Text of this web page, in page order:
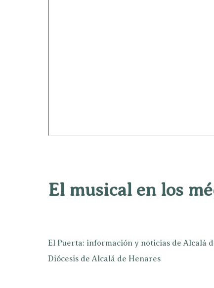
El musical en los
El Puerta: información y noticias de Alcalá
Diócesis de Alcalá de Henares